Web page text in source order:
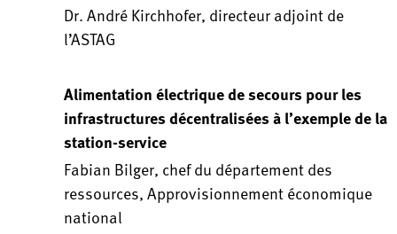
Dr. André Kirchhofer, directeur adjoint de
l’ASTAG
Alimentation électrique de secours pour les
infrastructures décentralisées à l’exemple de la
station-service
Fabian Bilger, chef du département des
ressources, Approvisionnement économique
national